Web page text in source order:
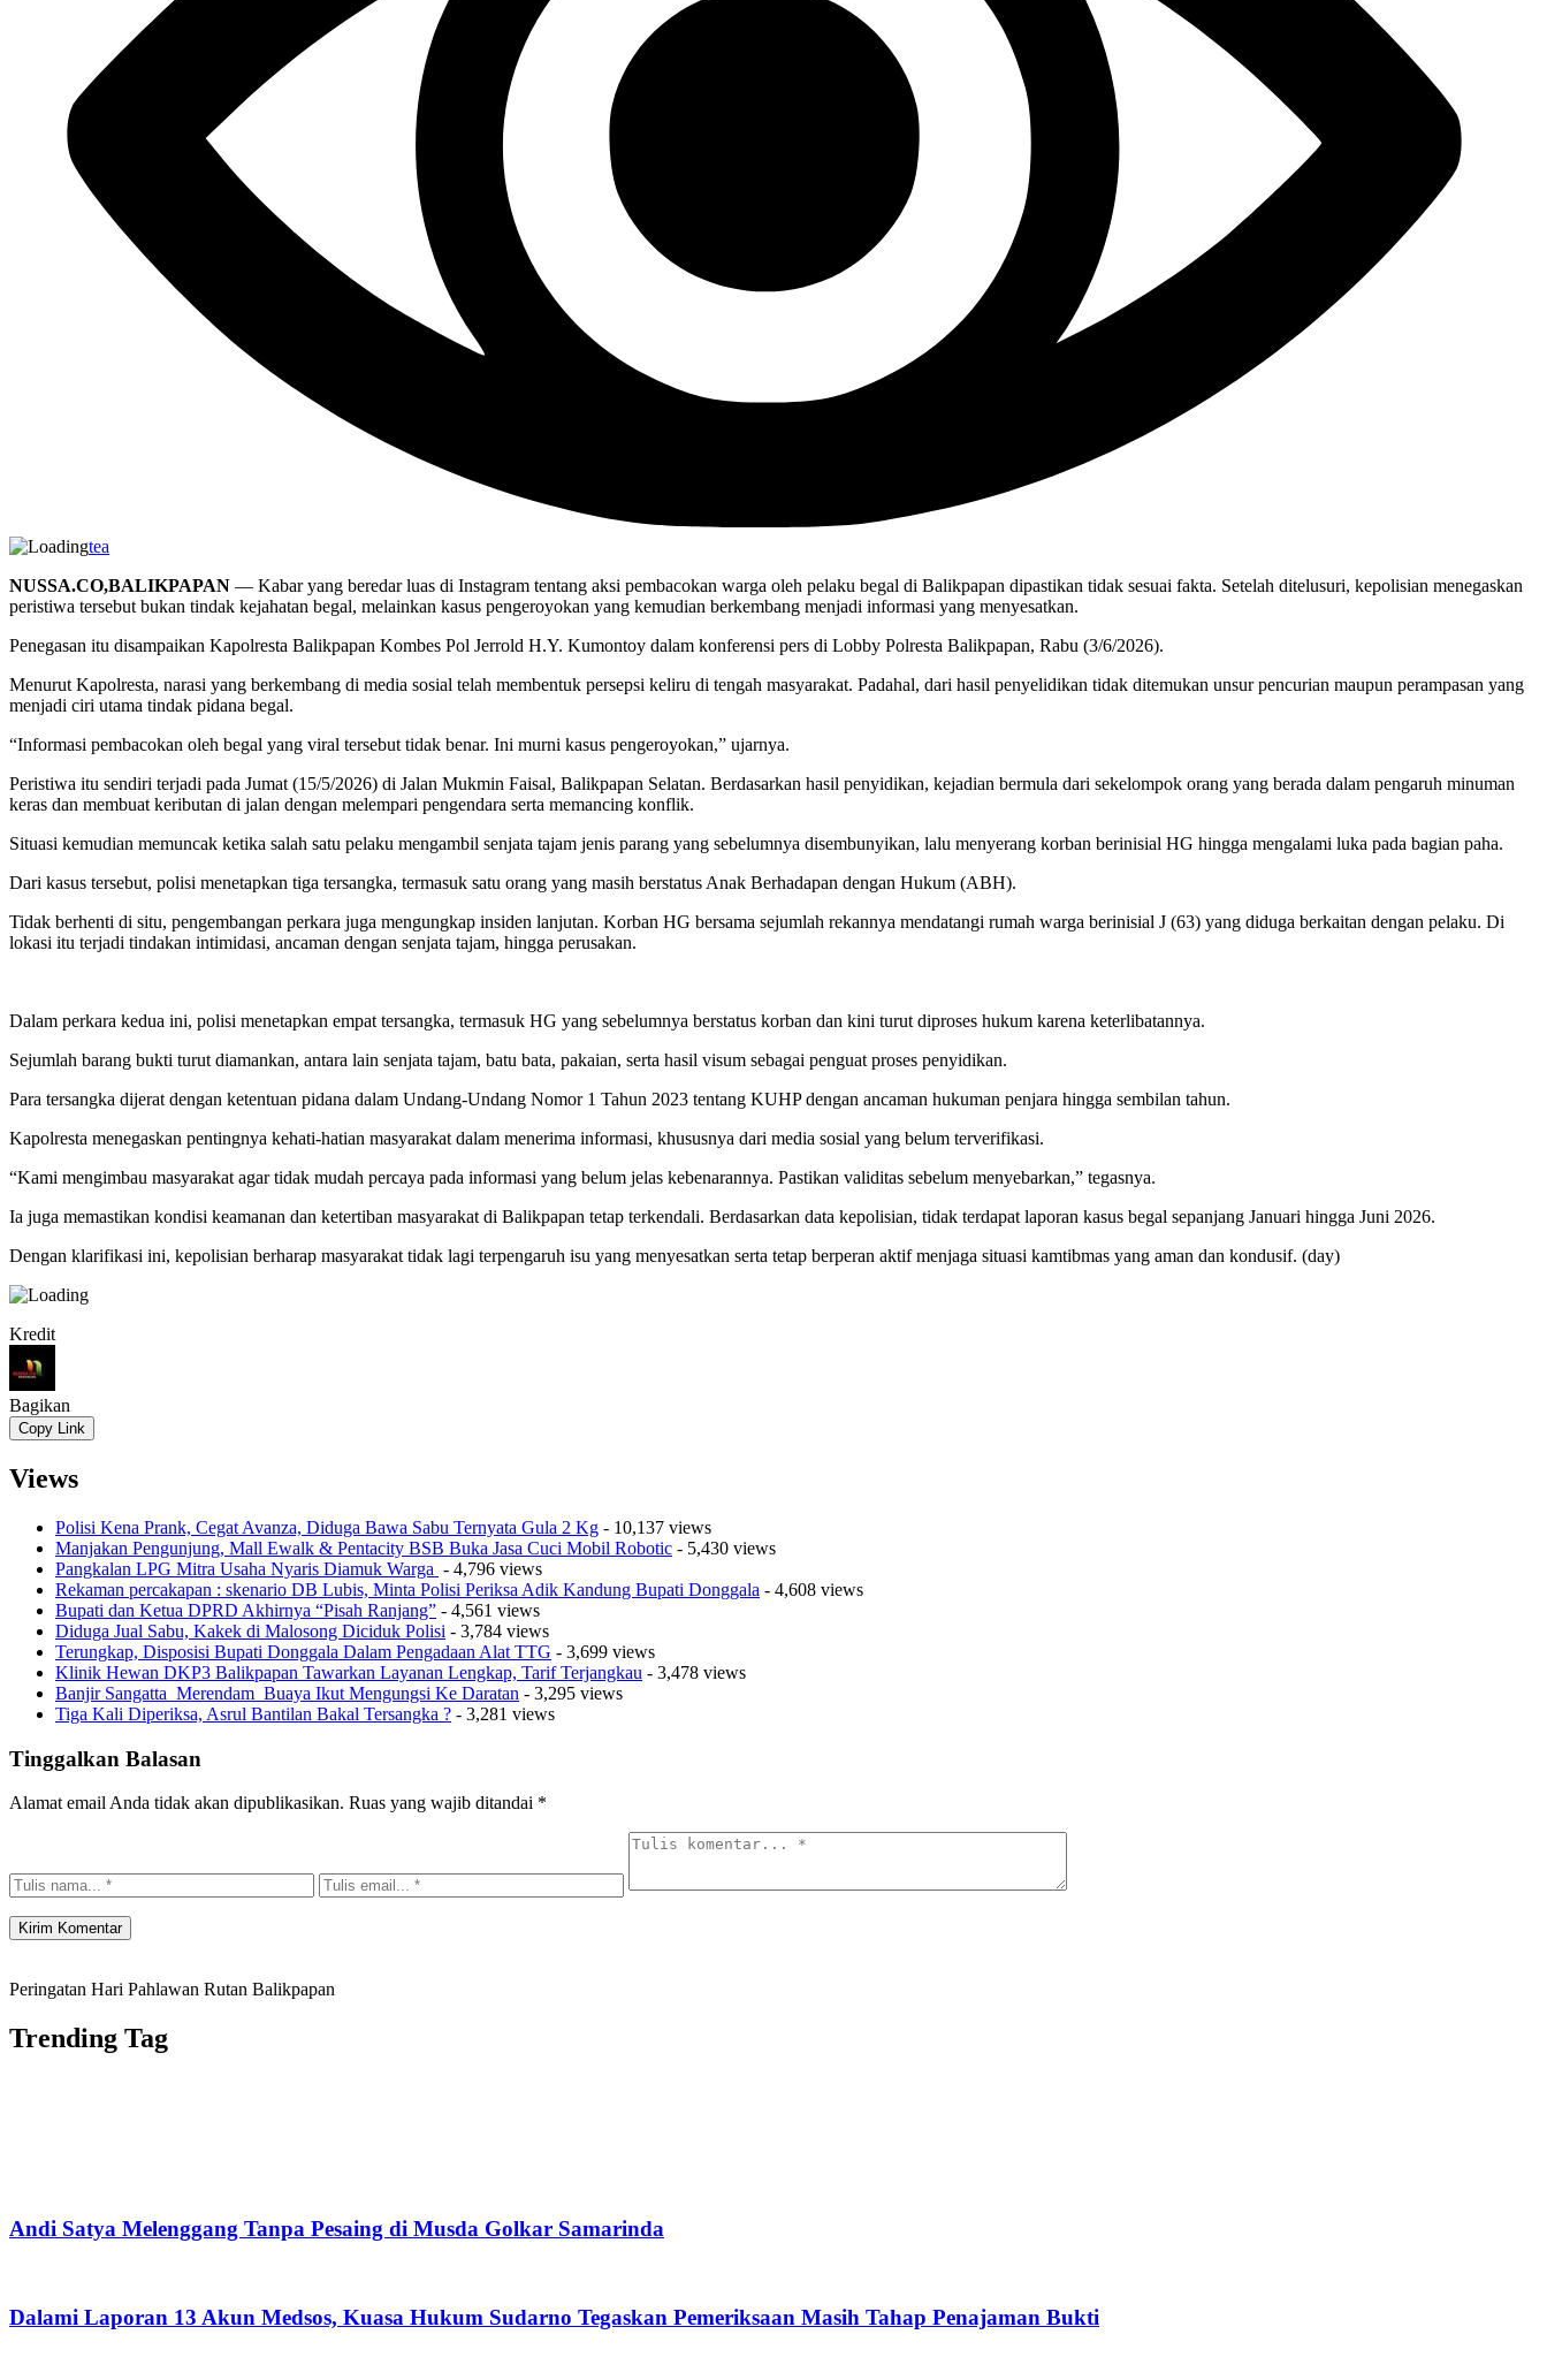
tea
NUSSA.CO,BALIKPAPAN — Kabar yang beredar luas di Instagram tentang aksi pembacokan warga oleh pelaku begal di Balikpapan dipastikan tidak sesuai fakta. Setelah ditelusuri, kepolisian menegaskan
peristiwa tersebut bukan tindak kejahatan begal, melainkan kasus pengeroyokan yang kemudian berkembang menjadi informasi yang menyesatkan.
Penegasan itu disampaikan Kapolresta Balikpapan Kombes Pol Jerrold H.Y. Kumontoy dalam konferensi pers di Lobby Polresta Balikpapan, Rabu (3/6/2026).
Menurut Kapolresta, narasi yang berkembang di media sosial telah membentuk persepsi keliru di tengah masyarakat. Padahal, dari hasil penyelidikan tidak ditemukan unsur pencurian maupun perampasan yang
menjadi ciri utama tindak pidana begal.
“Informasi pembacokan oleh begal yang viral tersebut tidak benar. Ini murni kasus pengeroyokan,” ujarnya.
Peristiwa itu sendiri terjadi pada Jumat (15/5/2026) di Jalan Mukmin Faisal, Balikpapan Selatan. Berdasarkan hasil penyidikan, kejadian bermula dari sekelompok orang yang berada dalam pengaruh minuman
keras dan membuat keributan di jalan dengan melempari pengendara serta memancing konflik.
Situasi kemudian memuncak ketika salah satu pelaku mengambil senjata tajam jenis parang yang sebelumnya disembunyikan, lalu menyerang korban berinisial HG hingga mengalami luka pada bagian paha.
Dari kasus tersebut, polisi menetapkan tiga tersangka, termasuk satu orang yang masih berstatus Anak Berhadapan dengan Hukum (ABH).
Tidak berhenti di situ, pengembangan perkara juga mengungkap insiden lanjutan. Korban HG bersama sejumlah rekannya mendatangi rumah warga berinisial J (63) yang diduga berkaitan dengan pelaku. Di
lokasi itu terjadi tindakan intimidasi, ancaman dengan senjata tajam, hingga perusakan.
Dalam perkara kedua ini, polisi menetapkan empat tersangka, termasuk HG yang sebelumnya berstatus korban dan kini turut diproses hukum karena keterlibatannya.
Sejumlah barang bukti turut diamankan, antara lain senjata tajam, batu bata, pakaian, serta hasil visum sebagai penguat proses penyidikan.
Para tersangka dijerat dengan ketentuan pidana dalam Undang-Undang Nomor 1 Tahun 2023 tentang KUHP dengan ancaman hukuman penjara hingga sembilan tahun.
Kapolresta menegaskan pentingnya kehati-hatian masyarakat dalam menerima informasi, khususnya dari media sosial yang belum terverifikasi.
“Kami mengimbau masyarakat agar tidak mudah percaya pada informasi yang belum jelas kebenarannya. Pastikan validitas sebelum menyebarkan,” tegasnya.
Ia juga memastikan kondisi keamanan dan ketertiban masyarakat di Balikpapan tetap terkendali. Berdasarkan data kepolisian, tidak terdapat laporan kasus begal sepanjang Januari hingga Juni 2026.
Dengan klarifikasi ini, kepolisian berharap masyarakat tidak lagi terpengaruh isu yang menyesatkan serta tetap berperan aktif menjaga situasi kamtibmas yang aman dan kondusif. (day)
Kredit
Bagikan
Copy Link
Views
Polisi Kena Prank, Cegat Avanza, Diduga Bawa Sabu Ternyata Gula 2 Kg - 10,137 views
Manjakan Pengunjung, Mall Ewalk & Pentacity BSB Buka Jasa Cuci Mobil Robotic - 5,430 views
Pangkalan LPG Mitra Usaha Nyaris Diamuk Warga - 4,796 views
Rekaman percakapan : skenario DB Lubis, Minta Polisi Periksa Adik Kandung Bupati Donggala - 4,608 views
Bupati dan Ketua DPRD Akhirnya “Pisah Ranjang” - 4,561 views
Diduga Jual Sabu, Kakek di Malosong Diciduk Polisi - 3,784 views
Terungkap, Disposisi Bupati Donggala Dalam Pengadaan Alat TTG - 3,699 views
Klinik Hewan DKP3 Balikpapan Tawarkan Layanan Lengkap, Tarif Terjangkau - 3,478 views
Banjir Sangatta Merendam Buaya Ikut Mengungsi Ke Daratan - 3,295 views
Tiga Kali Diperiksa, Asrul Bantilan Bakal Tersangka ? - 3,281 views
Tinggalkan Balasan
Alamat email Anda tidak akan dipublikasikan. Ruas yang wajib ditandai *
Peringatan Hari Pahlawan Rutan Balikpapan
Trending Tag
Andi Satya Melenggang Tanpa Pesaing di Musda Golkar Samarinda
Dalami Laporan 13 Akun Medsos, Kuasa Hukum Sudarno Tegaskan Pemeriksaan Masih Tahap Penajaman Bukti